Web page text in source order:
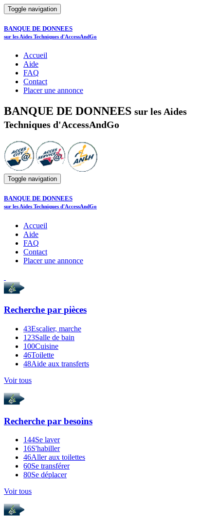
Toggle navigation
BANQUE DE DONNEES
sur les Aides Techniques d'AccessAndGo
Accueil
Aide
FAQ
Contact
Placer une annonce
BANQUE DE DONNEES sur les Aides
Techniques d'AccessAndGo
Toggle navigation
BANQUE DE DONNEES
sur les Aides Techniques d'AccessAndGo
Accueil
Aide
FAQ
Contact
Placer une annonce
Recherche par pièces
43Escalier, marche
123Salle de bain
100Cuisine
46Toilette
48Aide aux transferts
Voir tous
Recherche par besoins
144Se laver
16S'habiller
46Aller aux toilettes
60Se transférer
80Se déplacer
Voir tous